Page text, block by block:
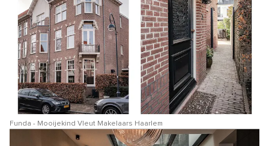
Funda - Mooijekind Vleut Makelaars Haarlem